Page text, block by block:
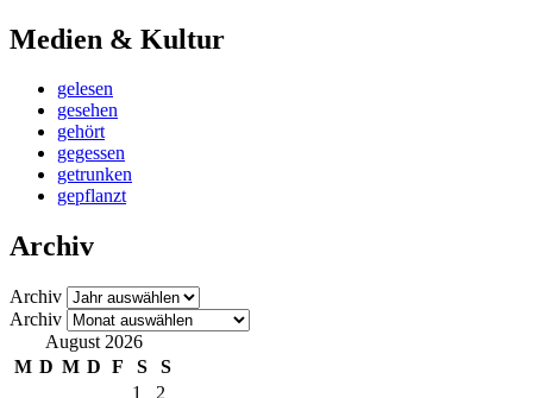
Medien & Kultur
gelesen
gesehen
gehört
gegessen
getrunken
gepflanzt
Archiv
Archiv
Archiv
August 2026
M D M D F S
S
1
2